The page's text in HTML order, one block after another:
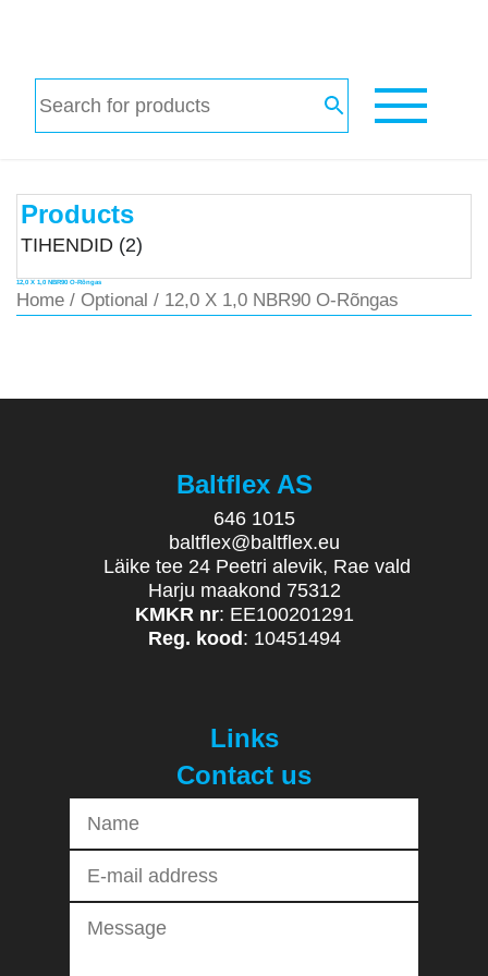
Products
TIHENDID (2)
12,0 X 1,0 NBR90 O-Rõngas
Home / Optional / 12,0 X 1,0 NBR90 O-Rõngas
Baltflex AS
646 1015
baltflex@baltflex.eu
Läike tee 24 Peetri alevik, Rae vald
Harju maakond 75312
KMKR nr: EE100201291
Reg. kood: 10451494
Links
Contact us